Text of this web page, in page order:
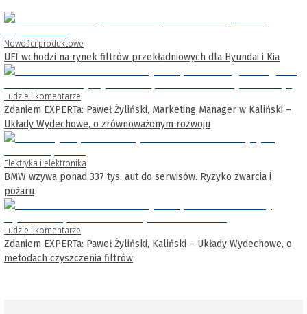
Nowości produktowe
UFI wchodzi na rynek filtrów przekładniowych dla Hyundai i Kia
Ludzie i komentarze
Zdaniem EXPERTa: Paweł Żyliński, Marketing Manager w Kaliński –
Układy Wydechowe, o zrównoważonym rozwoju
Elektryka i elektronika
BMW wzywa ponad 337 tys. aut do serwisów. Ryzyko zwarcia i
pożaru
Ludzie i komentarze
Zdaniem EXPERTa: Paweł Żyliński, Kaliński – Układy Wydechowe, o
metodach czyszczenia filtrów